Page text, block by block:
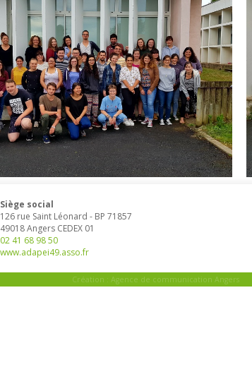
Siège social
126 rue Saint Léonard - BP 71857
49018Angers CEDEX 01
02 41 68 98 50
www.adapei49.asso.fr
Création : Agence de communication Angers